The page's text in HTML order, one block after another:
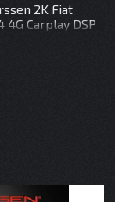
2K Fiat
4G Carplay DSP